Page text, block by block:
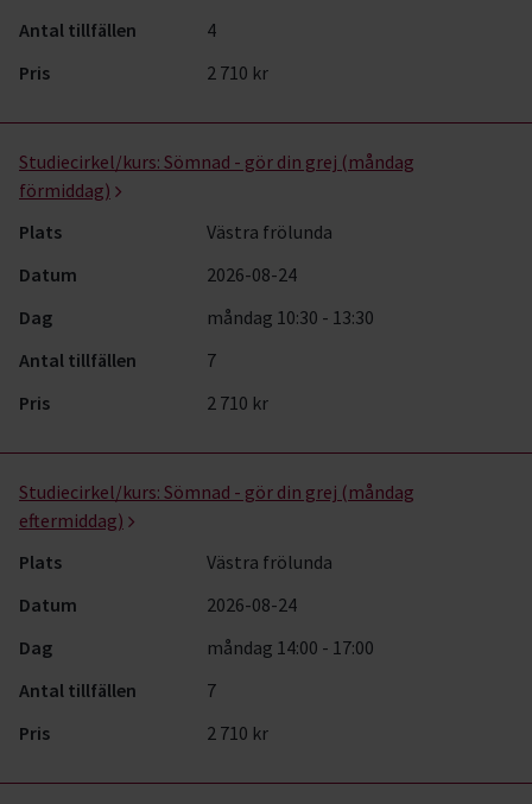
Antal tillfällen
4
Pris
2 710 kr
Studiecirkel/kurs: Sömnad - gör din grej (måndag
förmiddag)
Plats
Västra frölunda
Datum
2026-08-24
Dag
måndag 10:30 - 13:30
Antal tillfällen
7
Pris
2 710 kr
Studiecirkel/kurs: Sömnad - gör din grej (måndag
eftermiddag)
Plats
Västra frölunda
Datum
2026-08-24
Dag
måndag 14:00 - 17:00
Antal tillfällen
7
Pris
2 710 kr